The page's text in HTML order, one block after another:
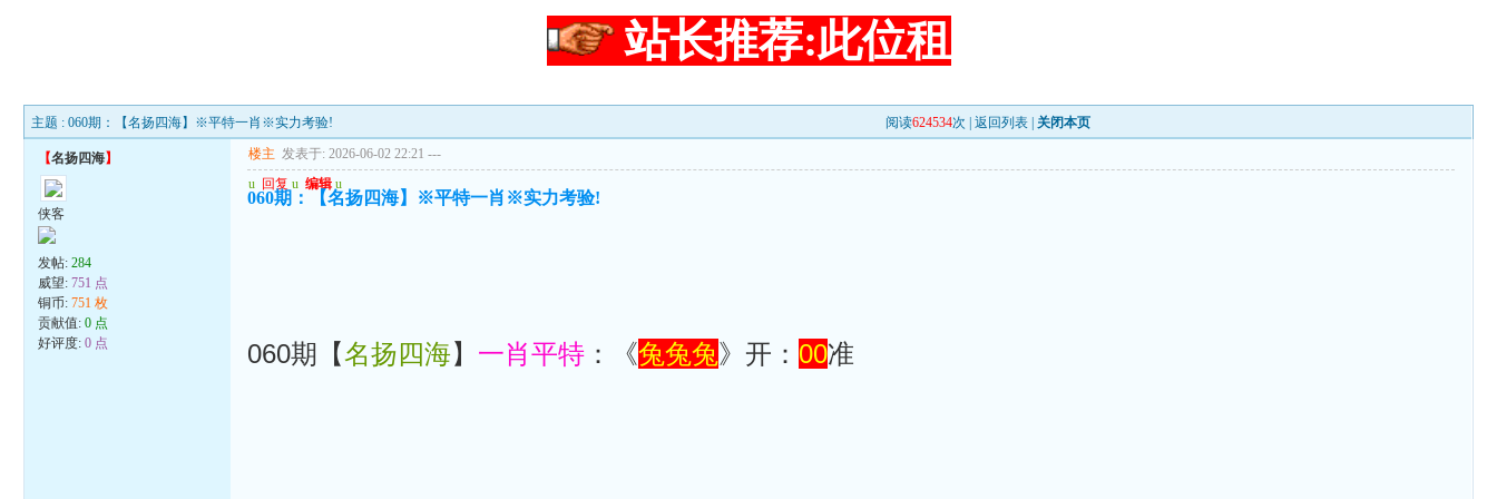
站长推荐:此位租
主题 : 060期：【名扬四海】※平特一肖※实力考验! 阅读624534次 |返回列表 关闭本页
【名扬四海】
侠客
发帖:284
威望:751 点
铜币:751 枚
贡献值:0 点
好评度:0 点
楼主 发表于: 2026-06-02 22:21 ---
u 回复 u 编辑 u
060期：【名扬四海】※平特一肖※实力考验!
060期【名扬四海】 一肖平特 ：《兔兔兔》开： 00准